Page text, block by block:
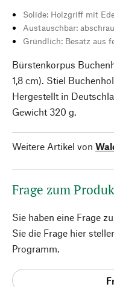
Solide: Holzgriff mit
Austauschbar:
Gründlich: Besatz aus
Bürstenkorpus
1,8 cm). Stiel
Hergestellt in
Gewicht 320 g.
Weitere Artikel von
Frage zum
Sie haben eine Frage
Sie die Frage hier
Programm.